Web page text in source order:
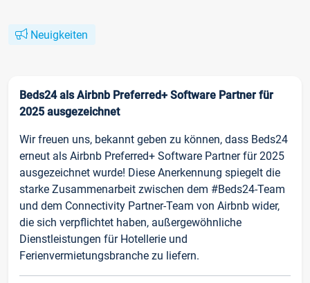
Neuigkeiten
Beds24 als Airbnb Preferred+ Software Partner für
2025 ausgezeichnet
Wir freuen uns, bekannt geben zu können, dass Beds24
erneut als Airbnb Preferred+ Software Partner für 2025
ausgezeichnet wurde! Diese Anerkennung spiegelt die
starke Zusammenarbeit zwischen dem #Beds24-Team
und dem Connectivity Partner-Team von Airbnb wider,
die sich verpflichtet haben, außergewöhnliche
Dienstleistungen für Hotellerie und
Ferienvermietungsbranche zu liefern.